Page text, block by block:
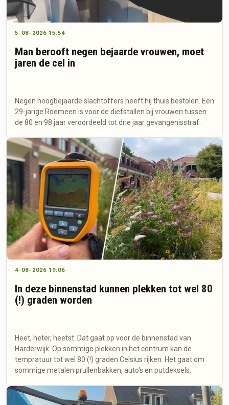
5-08-2026 15:54
Man berooft negen bejaarde vrouwen, moet
jaren de cel in
Negen hoogbejaarde slachtoffers heeft hij thuis bestolen. Een
29-jarige Roemeen is voor de diefstallen bij vrouwen tussen
de 80 en 98 jaar veroordeeld tot drie jaar gevangenisstraf.
4-08-2026 19:06
In deze binnenstad kunnen plekken tot wel 80
(!) graden worden
Heet, heter, heetst. Dat gaat op voor de binnenstad van
Harderwijk. Op sommige plekken in het centrum kan de
tempratuur tot wel 80 (!) graden Celsius rijken. Het gaat om
sommige metalen prullenbakken, auto's en putdeksels.